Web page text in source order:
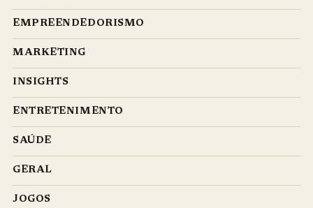
EMPREENDEDORISMO
MARKETING
INSIGHTS
ENTRETENIMENTO
SAÚDE
GERAL
JOGOS